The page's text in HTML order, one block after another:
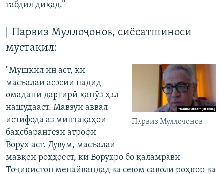
табдил диҳад.”
Парвиз Муллоҷонов, сиёсатшиноси
мустақил:
Парвиз Муллоҷонов
"Мушкил ин аст, ки
масъалаи асосии падид
омадани даргирӣ ҳанӯз ҳал
нашудааст. Мавзӯи аввал
истифода аз минтақаҳои
баҳсбарангези атрофи
Ворух аст. Дувум, масъалаи
мавқеи роҳҳоест, ки Ворухро бо қаламрави
Тоҷикистон мепайвандад ва сеюм саволи роҳкор ва